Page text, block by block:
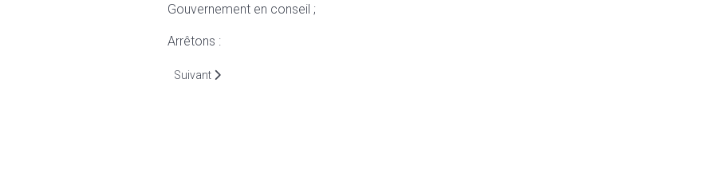
Gouvernement en conseil ;
Arrêtons :
Article suivant : Article 1er. Définitions
Suivant